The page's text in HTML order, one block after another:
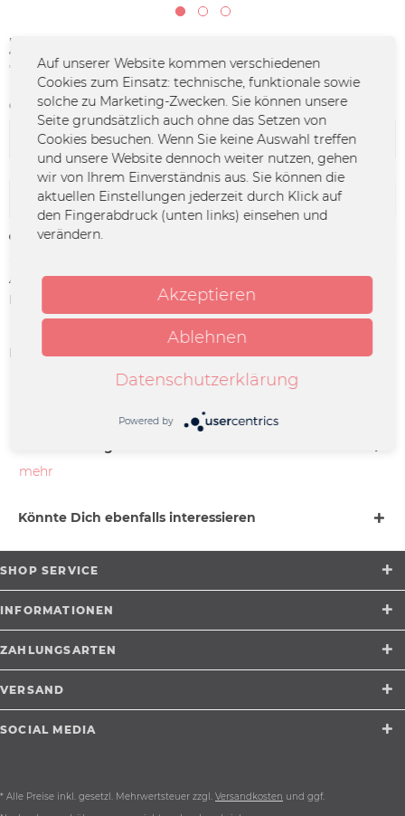
35,00 € *
*inkl. MwSt.zzgl. Versandkosten
Größe:
In den Warenkorb
Merken
Artikel-Nr.:
MORA-0001
Info:
Nicht verfügbare Größen werden nach
der Mailand Show (19. Feb.) wieder im
Shop sein!
Herstellerinfo:
Merchcowboy GmbH & Co. KG
Friedrich-Ebert-Straße 7 | 48153
Münster |
mehr
Könnte Dich ebenfalls interessieren
SHOP SERVICE
INFORMATIONEN
ZAHLUNGSARTEN
VERSAND
SOCIAL MEDIA
* Alle Preise inkl. gesetzl. Mehrwertsteuer zzgl. Versandkosten und ggf.
Auf unserer Website kommen verschiedenen
Cookies zum Einsatz: technische, funktionale sowie
solche zu Marketing-Zwecken. Sie können unsere
Seite grundsätzlich auch ohne das Setzen von
Cookies besuchen. Wenn Sie keine Auswahl treffen
und unsere Website dennoch weiter nutzen, gehen
wir von Ihrem Einverständnis aus. Sie können die
aktuellen Einstellungen jederzeit durch Klick auf
den Fingerabdruck (unten links) einsehen und
verändern.
Akzeptieren
Ablehnen
Datenschutzerklärung
Powered by